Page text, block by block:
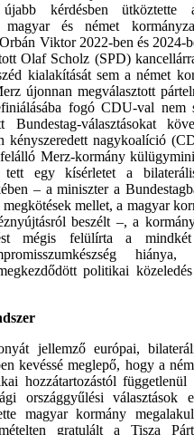
kérdésben ütköztette
magyar és német
Viktor 2022-ben és 2024-
Olaf Scholz (SPD)
kialakítását sem a német
újonnan megválasztott
fogó CDU-val nem
Bundestag-választásokat
kényszeredett nagykoalíció
Merz-kormány
egy kísérletet a
– a miniszter a
mellet, a magyar
beszélt –, a
mégis felülírta a
politikai
jellemző európai,
kevéssé meglepő, hogy a
hozzátartozástól
országgyűlési választások
magyar kormány
gratulált a Tisza Párt